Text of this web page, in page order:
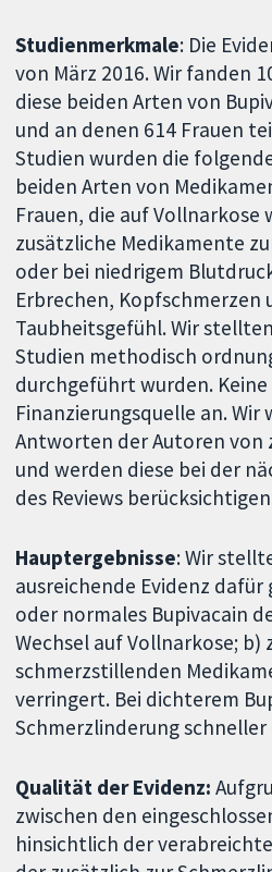
Studienmerkmale: Die
von März 2016. Wir fanden
diese beiden Arten von
und an denen 614 Frauen
Studien wurden die
beiden Arten von
Frauen, die auf Vollnarkose
zusätzliche Medikamente
oder bei niedrigem
Erbrechen, Kopfschmerzen
Taubheitsgefühl. Wir
Studien methodisch
durchgeführt wurden.
Finanzierungsquelle an. Wir
Antworten der Autoren von
und werden diese bei der
des Reviews
Hauptergebnisse: Wir
ausreichende Evidenz
oder normales Bupivacain
Wechsel auf Vollnarkose; b)
schmerzstillenden
verringert. Bei dichterem
Schmerzlinderung schneller
Qualität der Evidenz:
zwischen den
hinsichtlich der